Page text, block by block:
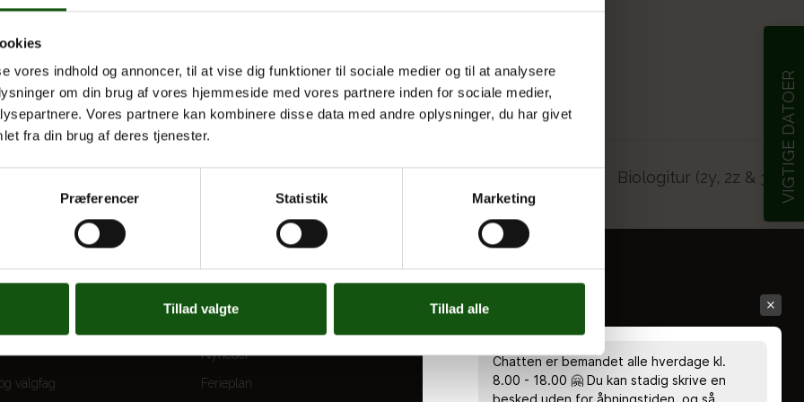
vores indhold og annoncer, til at vise dig funktioner til sociale medier og til at analysere
om din brug af vores hjemmeside med vores partnere inden for sociale medier,
Vores partnere kan kombinere disse data med andre oplysninger, du har givet
fra din brug af deres tjenester.
Præferencer Statistik Marketing
Tillad valgte Tillad alle
VIGTIGE DATOER
Biologitur (2y, 2z & 3y)
valgfag
Nyheder
Ferieplan
Chatten er bemandet alle hverdage kl.
8.00 - 18.00 🤗 Du kan stadig skrive en
besked uden for åbningstiden, og så